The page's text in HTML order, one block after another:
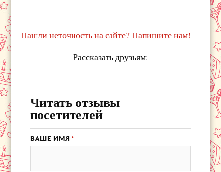
Нашли неточность на сайте? Напишите нам!
Рассказать друзьям:
Читать отзывы
посетителей
ВАШЕ ИМЯ *